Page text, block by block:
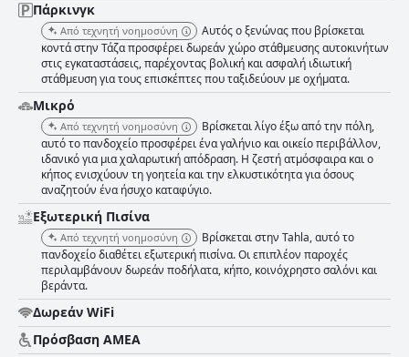
Πάρκινγκ
Από τεχνητή νοημοσύνη
Αυτός ο ξενώνας που βρίσκεται
κοντά στην Τάζα προσφέρει δωρεάν χώρο στάθμευσης αυτοκινήτων
στις εγκαταστάσεις, παρέχοντας βολική και ασφαλή ιδιωτική
στάθμευση για τους επισκέπτες που ταξιδεύουν με οχήματα.
Μικρό
Από τεχνητή νοημοσύνη
Βρίσκεται λίγο έξω από την πόλη,
αυτό το πανδοχείο προσφέρει ένα γαλήνιο και οικείο περιβάλλον,
ιδανικό για μια χαλαρωτική απόδραση. Η ζεστή ατμόσφαιρα και ο
κήπος ενισχύουν τη γοητεία και την ελκυστικότητα για όσους
αναζητούν ένα ήσυχο καταφύγιο.
Εξωτερική Πισίνα
Από τεχνητή νοημοσύνη
Βρίσκεται στην Tahla, αυτό το
πανδοχείο διαθέτει εξωτερική πισίνα. Οι επιπλέον παροχές
περιλαμβάνουν δωρεάν ποδήλατα, κήπο, κοινόχρηστο σαλόνι και
βεράντα.
Δωρεάν WiFi
Πρόσβαση ΑΜΕΑ